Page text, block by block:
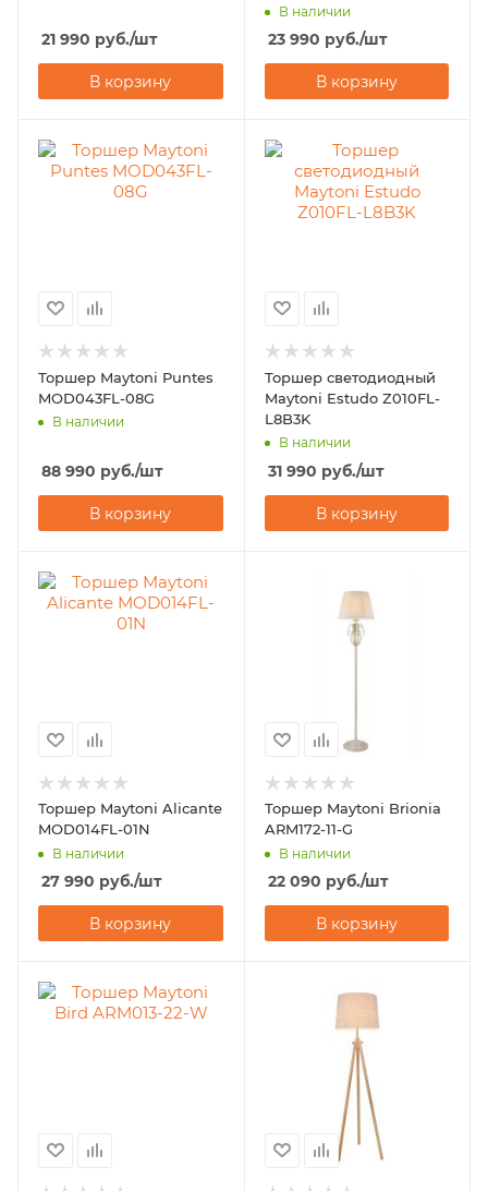
21 990 руб./шт
В корзину
В наличии
23 990 руб./шт
В корзину
Торшер Maytoni Puntes
MOD043FL-08G
В наличии
88 990 руб./шт
В корзину
Торшер светодиодный
Maytoni Estudo Z010FL-
L8B3K
В наличии
31 990 руб./шт
В корзину
Торшер Maytoni Alicante
MOD014FL-01N
В наличии
27 990 руб./шт
В корзину
Торшер Maytoni Brionia
ARM172-11-G
В наличии
22 090 руб./шт
В корзину